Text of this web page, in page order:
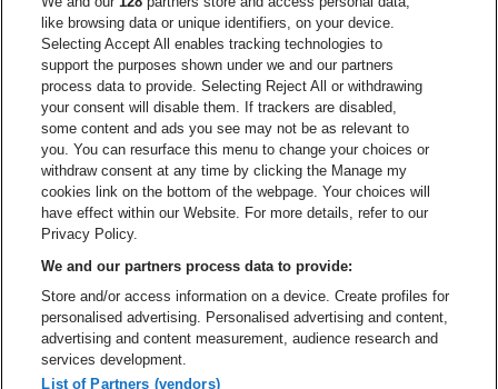
Ga naar de website van Het logo van
Ga naar de website van Croky
Ga naar de website van
Ga naar de website van Le Soir
Ga naar de
Ga naar de website van
Vorst Nationaal is een deel van be•at
Vorst Nationaal
Be-At Venues
Schijnpoortweg 119, 2170 Antwerpen
BTW (BE) 0461.051.688 - RPR Antwerpen
BNP Paribas Fortis - IBAN: BE93 2200 4925 0067 - BIC:
GEBABEBB
like browsing data or unique identifiers, on your device.
Selecting Accept All enables tracking technologies to
support the purposes shown under we and our partners
process data to provide. Selecting Reject All or withdrawing
your consent will disable them. If trackers are disabled,
some content and ads you see may not be as relevant to
you. You can resurface this menu to change your choices or
withdraw consent at any time by clicking the Manage my
cookies link on the bottom of the webpage. Your choices will
have effect within our Website. For more details, refer to our
Privacy Policy.
We and our partners process data to provide:
Store and/or access information on a device. Create profiles for
personalised advertising. Personalised advertising and content,
advertising and content measurement, audience research and
services development.
List of Partners (vendors)